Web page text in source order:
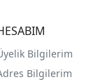
Bilgilerim
Bilgilerim